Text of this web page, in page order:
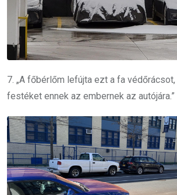
7. „A főbérlőm lefújta ezt a fa
festéket ennek az embernek az autójára.”